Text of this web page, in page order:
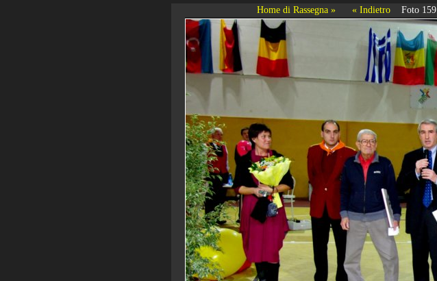
Home di Rassegna » « Indietro Foto 159